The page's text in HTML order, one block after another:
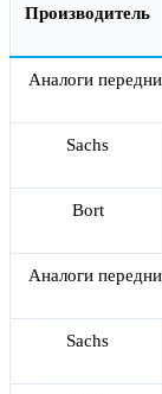
Производитель
Аналоги
Sachs
Bort
Аналоги
Sachs